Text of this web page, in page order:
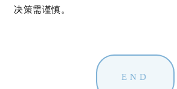
决策需谨慎。
END